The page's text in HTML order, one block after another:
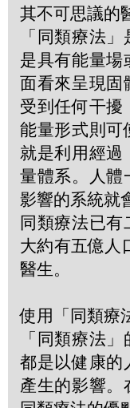
其不可思議的
「同類療法
是具有能量場
面看來呈現固
受到任何干擾
能量形式則可
就是利用經過
量體系。人體
影響的系統就
同類療法已
大約有五億人
醫生。
使用「同類療
「同類療法
都是以健康的
產生的影響